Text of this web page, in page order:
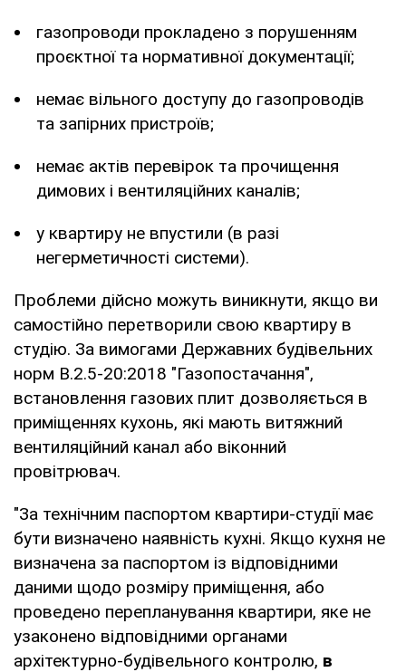
газопроводи прокладено з порушенням
проєктної та нормативної документації;
немає вільного доступу до газопроводів
та запірних пристроїв;
немає актів перевірок та прочищення
димових і вентиляційних каналів;
у квартиру не впустили (в разі
негерметичності системи).
Проблеми дійсно можуть виникнути, якщо ви
самостійно перетворили свою квартиру в
студію. За вимогами Державних будівельних
норм В.2.5-20:2018 "Газопостачання",
встановлення газових плит дозволяється в
приміщеннях кухонь, які мають витяжний
вентиляційний канал або віконний
провітрювач.
"За технічним паспортом квартири-студії має
бути визначено наявність кухні. Якщо кухня не
визначена за паспортом із відповідними
даними щодо розміру приміщення, або
проведено перепланування квартири, яке не
узаконено відповідними органами
архітектурно-будівельного контролю, в